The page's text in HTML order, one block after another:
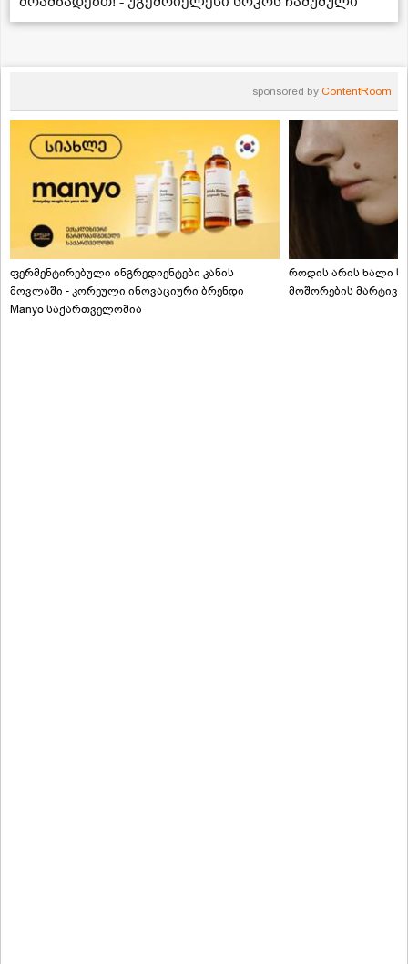
sponsored by ContentRoom
ფერმენტირებული ინგრედიენტები კანის
მოვლაში - კორეული ინოვაციური ბრენდი
Manyo საქართველოშია
როდის არის ხალი
მოშორების